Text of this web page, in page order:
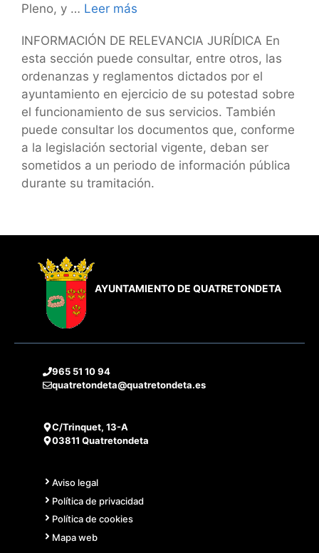
Pleno, y … Leer más
INFORMACIÓN DE RELEVANCIA JURÍDICA En
esta sección puede consultar, entre otros, las
ordenanzas y reglamentos dictados por el
ayuntamiento en ejercicio de su potestad sobre
el funcionamiento de sus servicios. También
puede consultar los documentos que, conforme
a la legislación sectorial vigente, deban ser
sometidos a un periodo de información pública
durante su tramitación.
AYUNTAMIENTO DE QUATRETONDETA
965 51 10 94
quatretondeta@quatretondeta.es
C/Trinquet, 13-A
03811 Quatretondeta
Aviso legal
Política de privacidad
Política de cookies
Mapa web